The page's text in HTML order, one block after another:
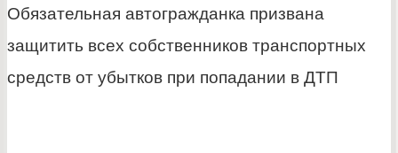
Обязательная автогражданка призвана
защитить всех собственников транспортных
средств от убытков при попадании в ДТП